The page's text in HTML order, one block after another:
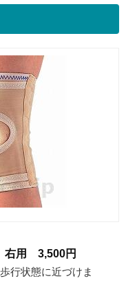
右用 3,500円
行状態に近づけま